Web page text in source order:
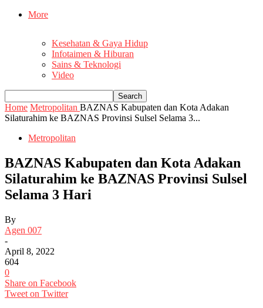
More
Kesehatan & Gaya Hidup
Infotaimen & Hiburan
Sains & Teknologi
Video
Home Metropolitan BAZNAS Kabupaten dan Kota Adakan
Silaturahim ke BAZNAS Provinsi Sulsel Selama 3...
Metropolitan
BAZNAS Kabupaten dan Kota Adakan
Silaturahim ke BAZNAS Provinsi Sulsel
Selama 3 Hari
By
Agen 007
-
April 8, 2022
604
0
Share on Facebook
Tweet on Twitter